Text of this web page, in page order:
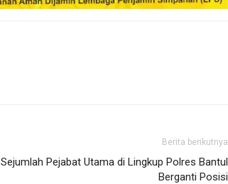
Berita berikutnya
Sejumlah Pejabat Utama di Lingkup Polres Bantul
Berganti Posisi